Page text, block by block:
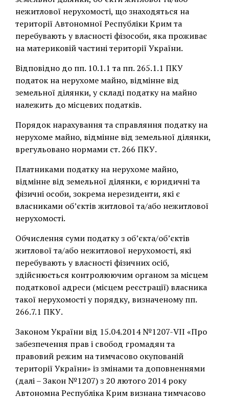
нежитлової нерухомості, що знаходяться на
території Автономної Республіки Крим та
перебувають у власності фізособи, яка проживає
на материковій частині території України.
Відповідно до пп. 10.1.1 та пп. 265.1.1 ПКУ
податок на нерухоме майно, відмінне від
земельної ділянки, у складі податку на майно
належить до місцевих податків.
Порядок нарахування та справляння податку на
нерухоме майно, відмінне від земельної ділянки,
врегульовано нормами ст. 266 ПКУ.
Платниками податку на нерухоме майно,
відмінне від земельної ділянки, є юридичні та
фізичні особи, зокрема нерезиденти, які є
власниками об’єктів житлової та/або нежитлової
нерухомості.
Обчислення суми податку з об’єкта/об’єктів
житлової та/або нежитлової нерухомості, які
перебувають у власності фізичних осіб,
здійснюється контролюючим органом за місцем
податкової адреси (місцем реєстрації) власника
такої нерухомості у порядку, визначеному пп.
266.7.1 ПКУ.
Законом України від 15.04.2014 №1207-VII «Про
забезпечення прав і свобод громадян та
правовий режим на тимчасово окупованій
території України» із змінами та доповненнями
(далі – Закон №1207) з 20 лютого 2014 року
Автономна Республіка Крим визнана тимчасово